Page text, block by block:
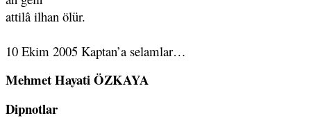
attilâ ilhan ölür.
10 Ekim 2005 Kaptan’a selamlar…
Mehmet Hayati ÖZKAYA
Dipnotlar